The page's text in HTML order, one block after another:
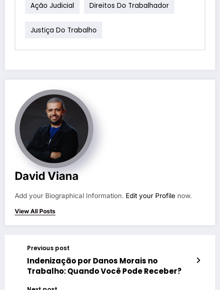
Ação Judicial Direitos Do Trabalhador
Justiça Do Trabalho
David Viana
Add your Biographical Information. Edit your Profile now.
View All Posts
Previous post
Indenização por Danos Morais no
Trabalho: Quando Você Pode Receber?